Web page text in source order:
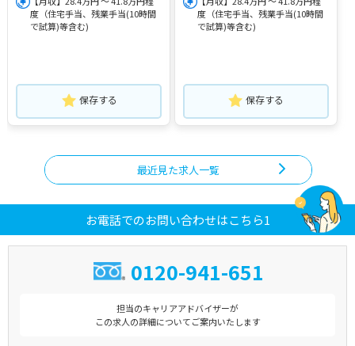
度（住宅手当、残業手当(10時間
で試算)等含む)
保存する
度（住宅手当、残業手当(10時間
で試算)等含む)
保存する
最近見た求人一覧
お電話でのお問い合わせはこちら1
0120-941-651
担当のキャリアアドバイザーが
この求人の詳細についてご案内いたします